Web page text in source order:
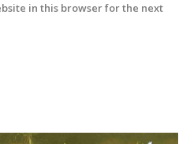
in this browser for the next